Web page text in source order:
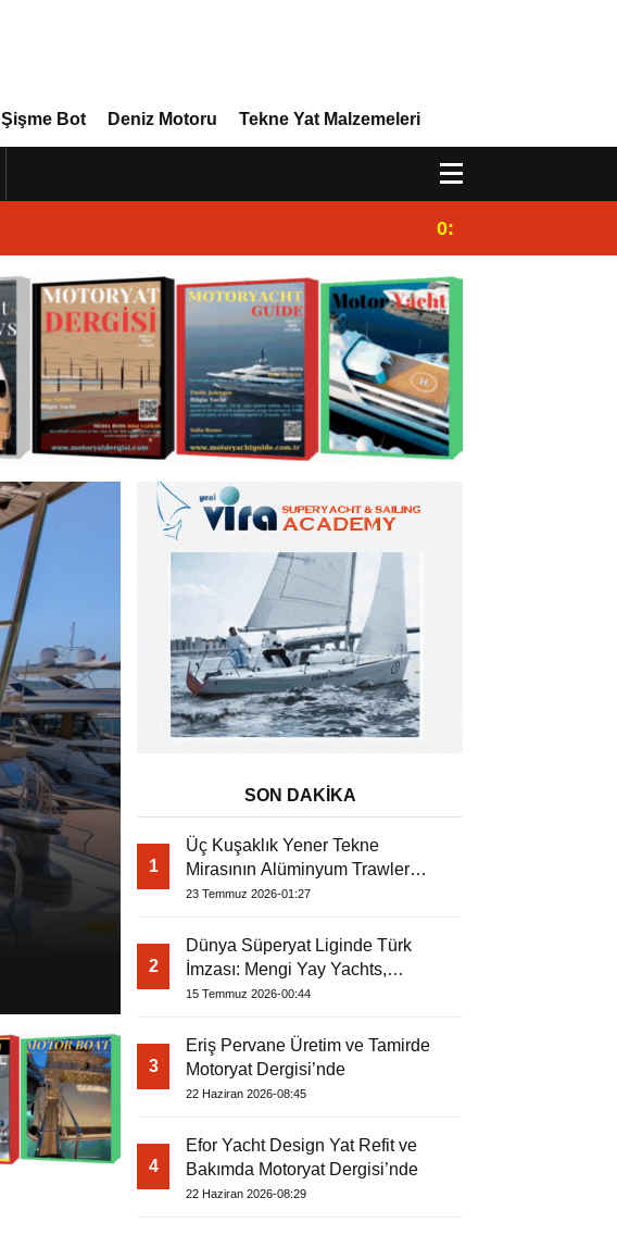
Şişme Bot Deniz Motoru Tekne Yat Malzemeleri
0:44
Bali 4.6 Katamaran
SON DAKİKA
1
Üç Kuşaklık Yener Tekne
Mirasının Alüminyum Trawler
Yorumu
23 Temmuz 2026-01:27
2
Dünya Süperyat Liginde Türk
İmzası: Mengi Yay Yachts,
Amphib II’yi Denize İndirdi
15 Temmuz 2026-00:44
3
Eriş Pervane Üretim ve Tamirde
Motoryat Dergisi’nde
22 Haziran 2026-08:45
4
Efor Yacht Design Yat Refit ve
Bakımda Motoryat Dergisi’nde
22 Haziran 2026-08:29